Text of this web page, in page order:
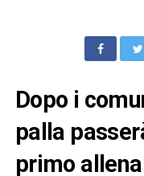
Dopo i
palla
primo